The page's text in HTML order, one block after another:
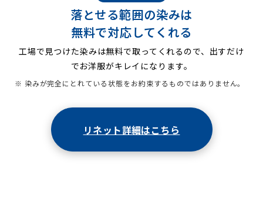
落とせる範囲の染みは
無料で対応してくれる
工場で見つけた染みは無料で取ってくれるので、出すだけ
でお洋服がキレイになります。
※ 染みが完全にとれている状態をお約束するものではありません。
リネット詳細はこちら